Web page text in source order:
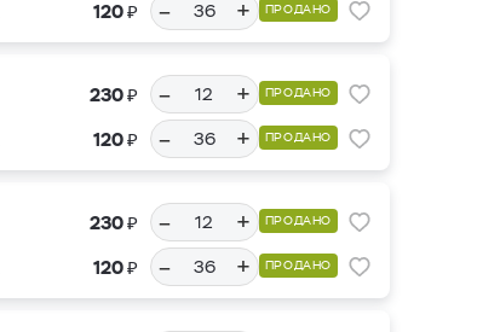
120₽ – + ПРОДАНО
230₽ – + ПРОДАНО
120₽ – + ПРОДАНО
230₽ – + ПРОДАНО
120₽ – + ПРОДАНО